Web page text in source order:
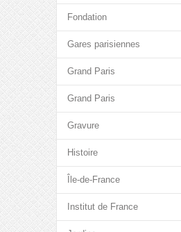
Fondation
Gares parisiennes
Grand Paris
Grand Paris
Gravure
Histoire
Île-de-France
Institut de France